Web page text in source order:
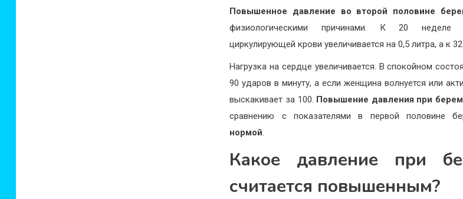
Повышенное давление во второй половине
физиологическими причинами. К 20 неделе
циркулирующей крови увеличивается на 0,5 литра, а к
Нагрузка на сердце увеличивается. В спокойном
90 ударов в минуту, а если женщина волнуется или
выскакивает за 100. Повышение давления при
сравнению с показателями в первой половине
нормой.
Какое давление при
считается повышенным?